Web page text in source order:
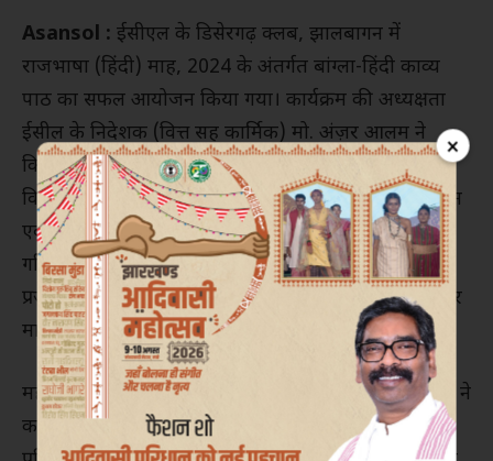
×
Asansol : ईसीएल के डिसेरगढ़ क्लब, झालबागन में
राजभाषा (हिंदी) माह, 2024 के अंतर्गत बांग्ला-हिंदी काव्य
पाठ का सफल आयोजन किया गया। कार्यक्रम की अध्यक्षता
ईसील के निदेशक (वित्त सह कार्मिक) मो. अंज़र आलम ने
किया। साथ ही आसनसोल के उप मुख्य श्रम आयुक्त (केंद्रीय)
विनय कुमार त्रिवेदी, क्षेत्रीय श्रम आयुक्त (केंद्रीय) वोनमी होरम
एवं ईसील पत्रिका मृदंगार के जनक नन्ददुलाल आचार्य की
गरिमामयी उपस्थिति रही। कार्यक्रम की शुरुआत दीप
प्रज्ज्वलन के साथ की गई। साथ ही माँ सरस्वती की प्रतिमा पर
माल्यार्पण की गई।
महाप्रबंधक (कार्मिक एवं औद्योगिक संबंध) पुण्यदीप भट्टाचार्य ने
कार्यक्रम में उपस्थित अतिथियों का स्वागत किया एवं समस्त